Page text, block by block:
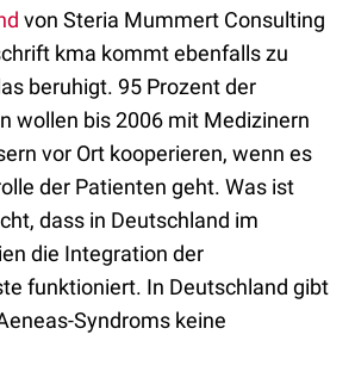
von Steria Mummert Consulting
kma kommt ebenfalls zu
beruhigt. 95 Prozent der
wollen bis 2006 mit Medizinern
vor Ort kooperieren, wenn es
der Patienten geht. Was ist
dass in Deutschland im
die Integration der
funktioniert. In Deutschland gibt
Syndroms keine